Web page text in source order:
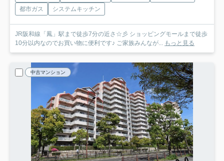
都市ガス
システムキッチン
JR阪和線「鳳」駅まで徒歩7分の近さ☆彡 ショッピングモールまで徒歩
10分以内なのでお買い物に便利です♪ ご家族みんなが...
もっと見る
中古マンション